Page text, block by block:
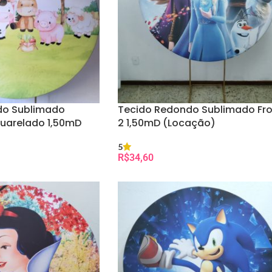
seus dados e
Pronto! Seu pedido foi
reserva.
Sublimado
1,50mD
Tecido Redondo Sublimado
2 1,50mD (Locação)
5
R$34,60